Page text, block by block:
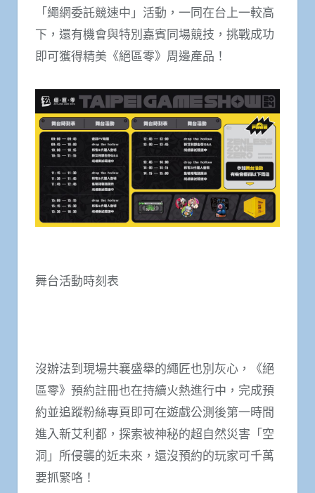
「繩網委託競速中」活動，一同在台上一較高
下，還有機會與特別嘉賓同場競技，挑戰成功
即可獲得精美《絕區零》周邊產品！
舞台活動時刻表
沒辦法到現場共襄盛舉的繩匠也別灰心，《絕
區零》預約註冊也在持續火熱進行中，完成預
約並追蹤粉絲專頁即可在遊戲公測後第一時間
進入新艾利都，探索被神秘的超自然災害「空
洞」所侵襲的近未來，還沒預約的玩家可千萬
要抓緊咯！